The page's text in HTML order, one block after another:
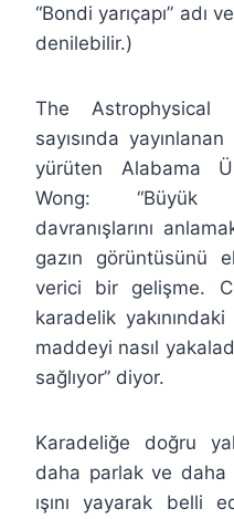
“Bondi yarıçapı” adı
denilebilir.)
The Astrophysical
sayısında yayınlanan
yürüten Alabama
Wong: “Büyük
davranışlarını
gazın görüntüsünü
verici bir gelişme.
karadelik
maddeyi nasıl
sağlıyor” diyor.
Karadeliğe doğru
daha parlak ve
ışını yayarak belli